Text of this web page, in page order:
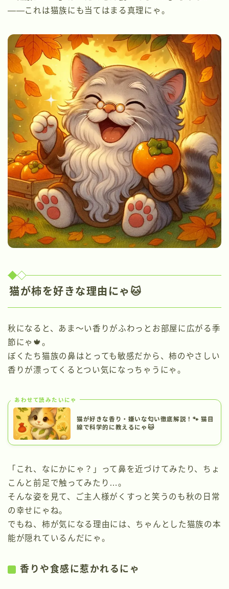
――これは猫族にも当てはまる真理にゃ。
猫が柿を好きな理由にゃ🐱
秋になると、あま〜い香りがふわっとお部屋に広がる季
節にゃ🍁。
ぼくたち猫族の鼻はとっても敏感だから、柿のやさしい
香りが漂ってくるとつい気になっちゃうにゃ。
あわせて読みたいにゃ
猫が好きな香り・嫌いな匂い徹底解説！🐾 猫目
線で科学的に教えるにゃ🐱
「これ、なにかにゃ？」って鼻を近づけてみたり、ちょ
こんと前足で触ってみたり…。
そんな姿を見て、ご主人様がくすっと笑うのも秋の日常
の幸せにゃね。
でもね、柿が気になる理由には、ちゃんとした猫族の本
能が隠れているんだにゃ。
香 りや食感に惹かれるにゃ